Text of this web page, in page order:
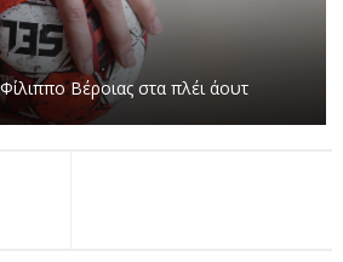
Βέροιας στα πλέι άουτ